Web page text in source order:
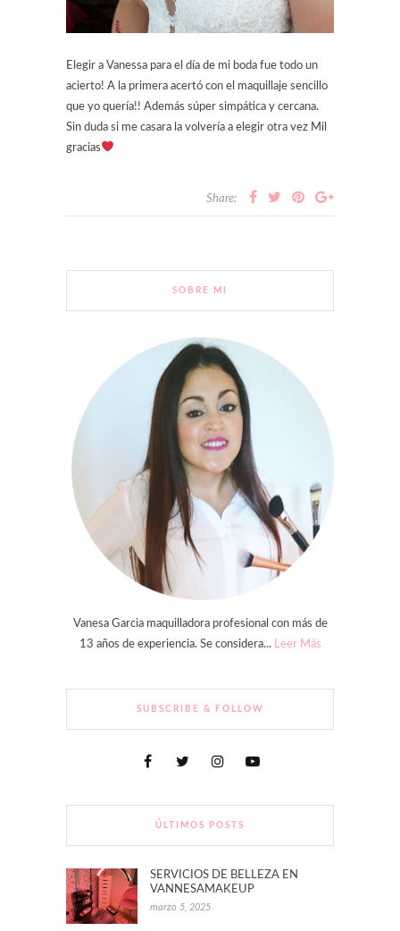
Elegir a Vanessa para el día de mi boda fue todo un
acierto! A la primera acertó con el maquillaje sencillo
que yo quería!! Además súper simpática y cercana.
Sin duda si me casara la volvería a elegir otra vez Mil
gracias
Share:
SOBRE MI
Vanesa Garcia maquilladora profesional con más de
13 años de experiencia. Se considera... Leer Más
SUBSCRIBE & FOLLOW
ÚLTIMOS POSTS
SERVICIOS DE BELLEZA EN
VANNESAMAKEUP
marzo 5, 2025